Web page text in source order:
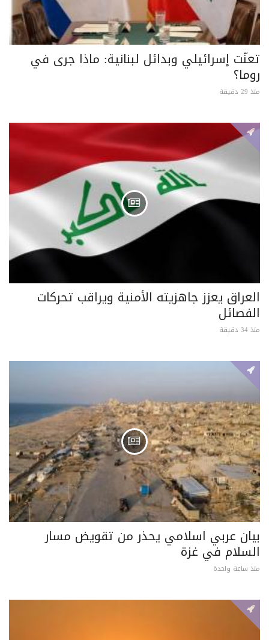
تعنّت إسرائيلي وبدائل لبنانية: ماذا جرى في
روما؟
منذ 29 دقيقة
العراق يعزز جاهزيته الأمنية ويراقب تحركات
الفصائل
منذ 34 دقيقة
بيان عربي اسلامي يحذر من تقويض مسار
السلام في غزة
منذ ساعة واحدة